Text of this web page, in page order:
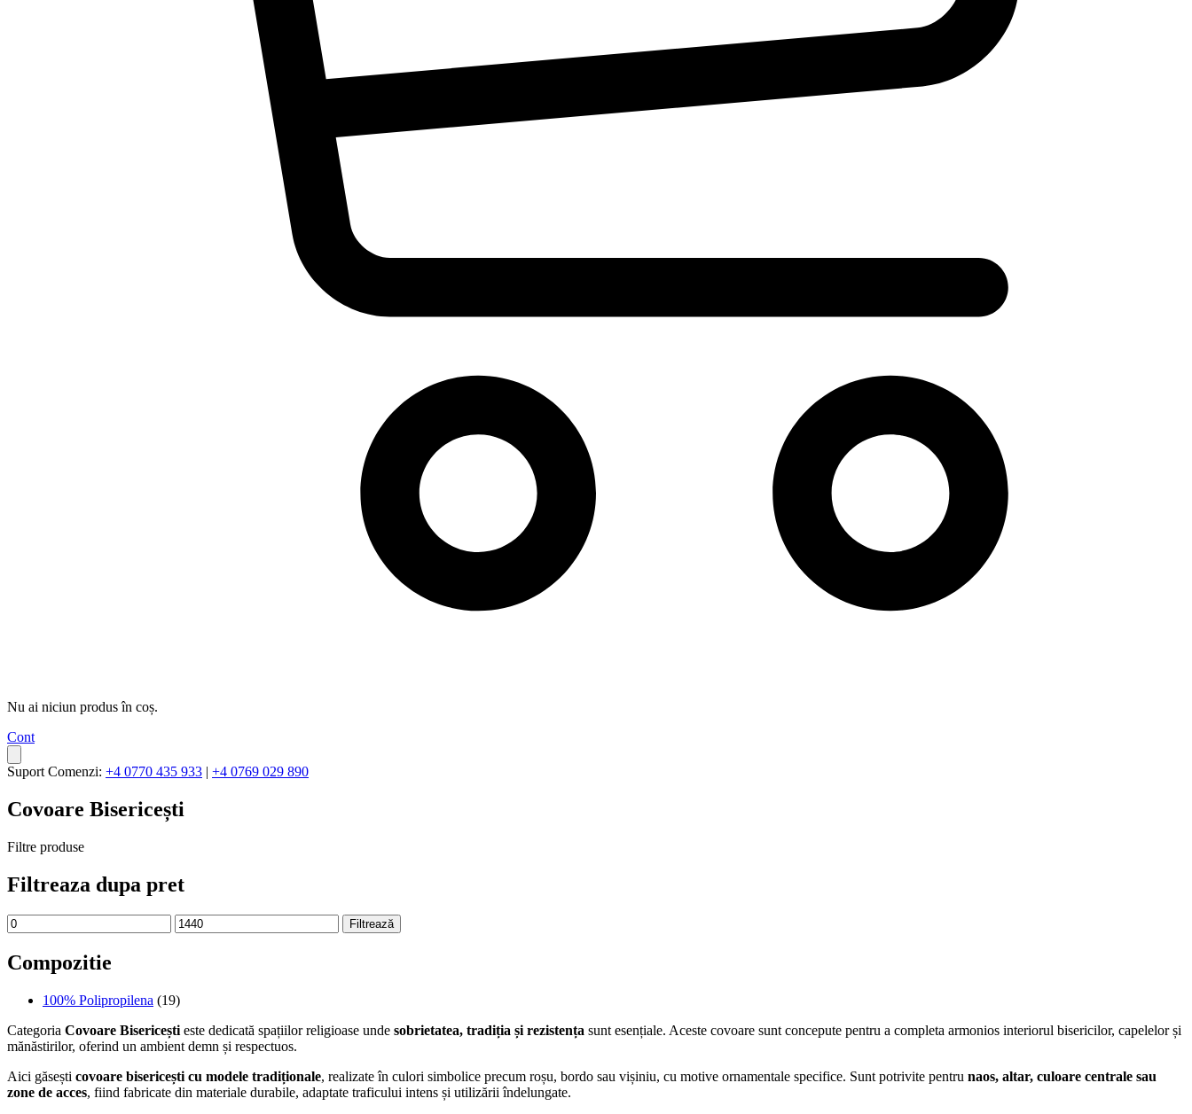
Nu ai niciun produs în coș.
Cont
Suport Comenzi: +4 0770 435 933 | +4 0769 029 890
Covoare Bisericești
Filtre produse
Filtreaza dupa pret
Preț
minim
Preț
maxim
Filtrează
Compozitie
100% Polipropilena (19)
Categoria Covoare Bisericești este dedicată spațiilor religioase unde sobrietatea, tradiția și rezistența sunt esențiale. Aceste covoare sunt concepute pentru a completa armonios interiorul bisericilor, capelelor și
mănăstirilor, oferind un ambient demn și respectuos.
Aici găsești covoare bisericești cu modele tradiționale, realizate în culori simbolice precum roșu, bordo sau vișiniu, cu motive ornamentale specifice. Sunt potrivite pentru naos, altar, culoare centrale sau
zone de acces, fiind fabricate din materiale durabile, adaptate traficului intens și utilizării îndelungate.